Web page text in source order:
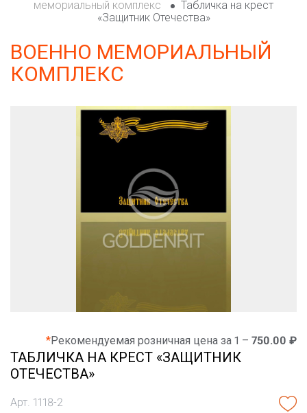
мемориальный комплекс
Табличка на крест
«Защитник Отечества»
ВОЕННО МЕМОРИАЛЬНЫЙ
КОМПЛЕКС
*Рекомендуемая розничная цена за 1 – 750.00 ₽
ТАБЛИЧКА НА КРЕСТ «ЗАЩИТНИК
ОТЕЧЕСТВА»
Арт. 1118-2